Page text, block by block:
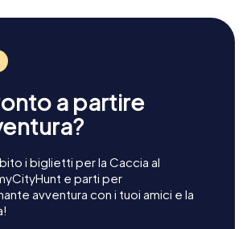
a partire
i biglietti per la Caccia al
e parti per
avventura con i tuoi amici e la